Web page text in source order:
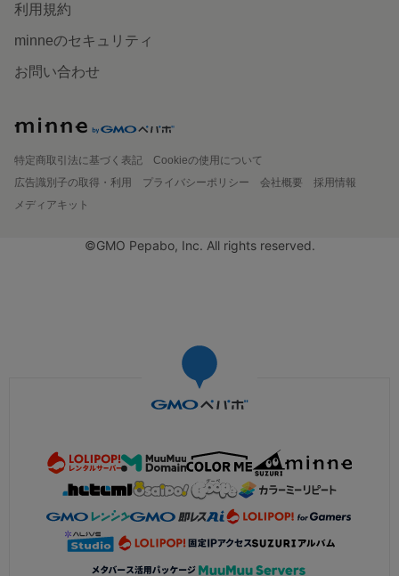
利用規約
minneのセキュリティ
お問い合わせ
特定商取引法に基づく表記
Cookieの使用について
広告識別子の取得・利用
プライバシーポリシー 会社概要
採用情報
メディアキット
©GMO Pepabo, Inc. All rights reserved.